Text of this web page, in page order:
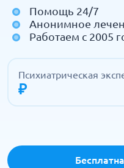
Помощь 24/7
Анонимное
Работаем с 2005
Психиатрическая
₽